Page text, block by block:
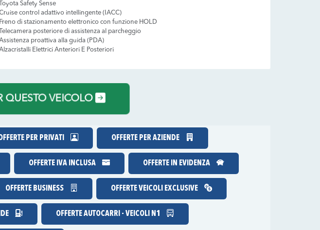
Toyota Safety Sense
control adattivo intellingente (IACC)
Freno di stazionamento elettronico con funzione HOLD
Telecamera posteriore di assistenza al parcheggio
proattiva alla guida (PDA)
Elettrici Anteriori E Posteriori
QUESTO VEICOLO
PER PRIVATI OFFERTE PER AZIENDE
OFFERTE IVA INCLUSA OFFERTE IN EVIDENZA
OFFERTE BUSINESS OFFERTE VEICOLI EXCLUSIVE
OFFERTE AUTOCARRI - VEICOLI N1